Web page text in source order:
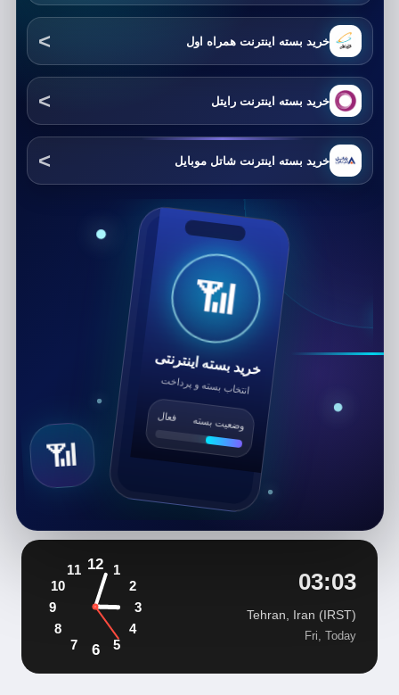
خرید بسته اینترنت همراه اول
خرید بسته اینترنت رایتل
خرید بسته اینترنت شاتل موبایل
📶
📶
خرید بسته اینترنتی
انتخاب بسته و پرداخت
وضعیت بسته فعال
03:03
Tehran, Iran (IRST)
Fri, Today
1
2
3
4
5
6
7
8
9
10
11 12